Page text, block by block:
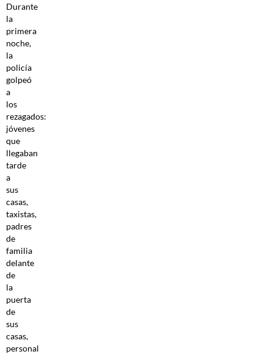
Durante
la
primera
noche,
la
policía
golpeó
a
los
rezagados:
jóvenes
que
llegaban
tarde
a
sus
casas,
taxistas,
padres
de
familia
delante
de
la
puerta
de
sus
casas,
personal